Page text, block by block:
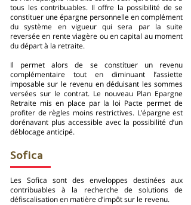
tous les contribuables. Il offre la possibilité de se
constituer une épargne personnelle en complément
du système en vigueur qui sera par la suite
reversée en rente viagère ou en capital au moment
du départ à la retraite.
Il permet alors de se constituer un revenu
complémentaire tout en diminuant l’assiette
imposable sur le revenu en déduisant les sommes
versées sur le contrat. Le nouveau Plan Epargne
Retraite mis en place par la loi Pacte permet de
profiter de règles moins restrictives. L’épargne est
dorénavant plus accessible avec la possibilité d’un
déblocage anticipé.
Sofica
Les Sofica sont des enveloppes destinées aux
contribuables à la recherche de solutions de
défiscalisation en matière d’impôt sur le revenu.